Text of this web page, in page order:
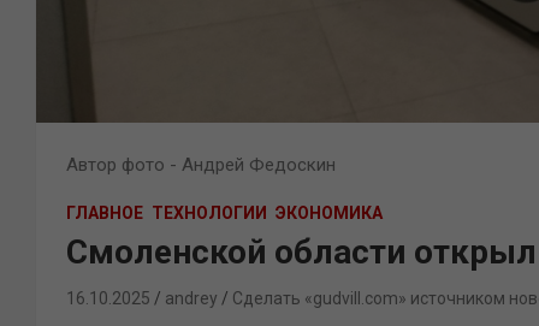
Автор фото - Андрей Федоскин
ГЛАВНОЕ ТЕХНОЛОГИИ ЭКОНОМИКА
Смоленской области
16.10.2025 andrey Сделать «gudvill.com» источником